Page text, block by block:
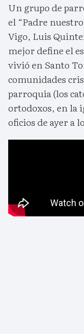
Un grupo de
el “Padre
Vigo, Luis
mejor define el
vivió en Santo
comunidades
parroquia (los
ortodoxos, en la
oficios de ayer a